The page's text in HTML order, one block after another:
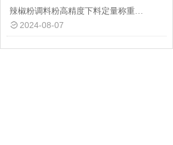
辣椒粉调料粉高精度下料定量称重分装机1-500克
2024-08-07